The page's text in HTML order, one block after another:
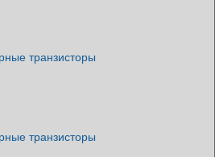
транзисторы
транзисторы